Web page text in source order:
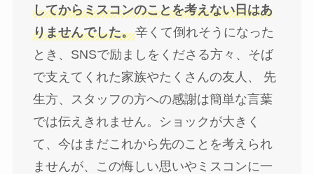
してからミスコンのことを考えない日はあ
りませんでした。辛くて倒れそうになった
とき、SNSで励ましをくださる方々、そば
で支えてくれた家族やたくさんの友人、 先
生方、スタッフの方への感謝は簡単な言葉
では伝えきれません。ショックが大きく
て、今はまだこれから先のことを考えられ
ませんが、この悔しい思いやミスコンに一